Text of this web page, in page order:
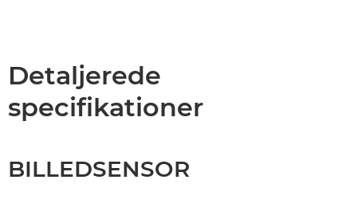
Detaljerede
specifikationer
BILLEDSENSOR